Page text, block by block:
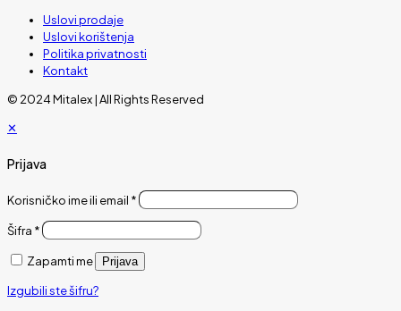
Uslovi prodaje
Uslovi korištenja
Politika privatnosti
Kontakt
© 2024 Mitalex | All Rights Reserved
✕
Prijava
Korisničko ime ili email *
Šifra *
Zapamti me Prijava
Izgubili ste šifru?